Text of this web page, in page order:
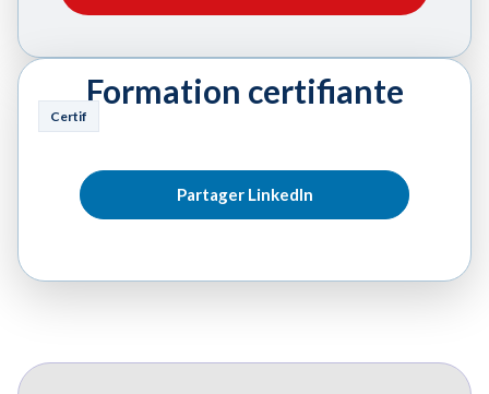
Formation certifiante
Certif
Partager LinkedIn